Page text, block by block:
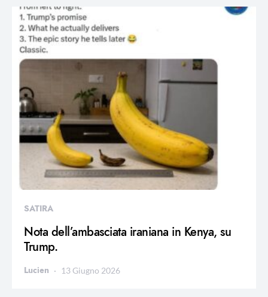
SATIRA
Nota dell’ambasciata iraniana in Kenya, su
Trump.
Lucien 13 Giugno 2026